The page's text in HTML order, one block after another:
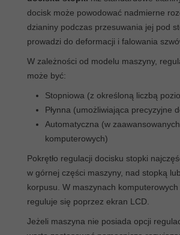
docisk może powodować nadmierne
dzianiny podczas przesuwania jej pod
prowadzi do deformacji i falowania
W zależności od modelu maszyny,
może być:
Stopniowa (z określoną liczbą
Płynna (umożliwiająca precyzyjne
Automatyczna (w
komputerowych)
Pokrętło regulacji docisku stopki
w górnej części maszyny, nad stopką
korpusu. W maszynach
reguluje się poprzez ekran LCD.
Jeżeli maszyna nie posiada opcji